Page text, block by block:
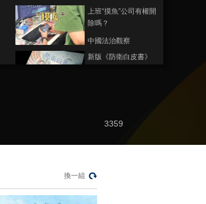
上班“摸魚”公司有權開
除嗎？
中國法治觀察
新版《防衛白皮書》
健康之路
美國為何盯上中國光
3359
換一組